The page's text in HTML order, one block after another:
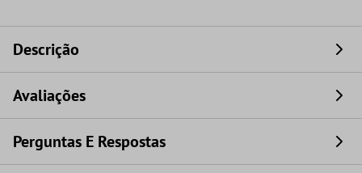
Descrição
Avaliações
Perguntas E Respostas